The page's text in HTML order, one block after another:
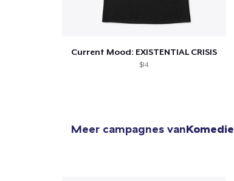
Current Mood: EXISTENTIAL CRISIS
$14
Meer campagnes vanKomedie